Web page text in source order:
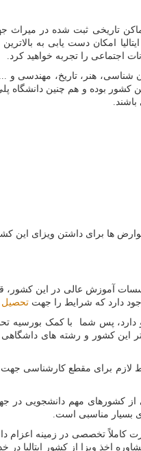
اماکن تاریخی ثبت شده در
امکان دست یابی به
اجتماعی را تجربه خواهید کرد.
شناسی، هنر، تاریخ، مهندسی و
بوده و هم چنین دانشگاه
باشند.
ها برای داشتن ویزای این
آموزش عالی در این
دارد که شرایط را جهت تحصیل
پس شما با کمک بورسیه
این کشور و رشته های
برای مقطع کارشناسی
از کشورهای مهم دانشجویی
ی بسیار مناسبی است.
تخصصی در زمینه اعزام
اخذ ویزا از کشور ایتالیا